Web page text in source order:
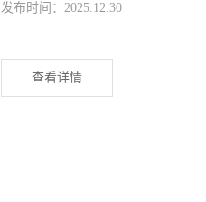
发布时间：2025.12.30
查看详情